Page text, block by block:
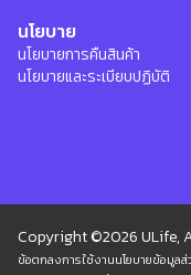
นโยบาย
นโยบายการคืนสินค้า
นโยบายและระเบียบปฏิบัติ
Copyright ©2026 ULife,
ข้อตกลงการใช้งานนโยบายข้อมูล